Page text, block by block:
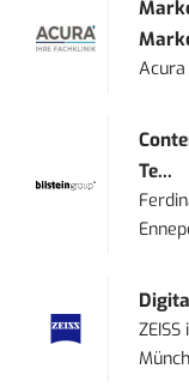
Acura
Te...
ZEISS